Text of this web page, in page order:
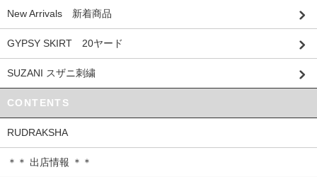
New Arrivals 新着商品
GYPSY SKIRT 20ヤード
SUZANI スザニ刺繍
CONTENTS
RUDRAKSHA
＊＊ 出店情報 ＊＊